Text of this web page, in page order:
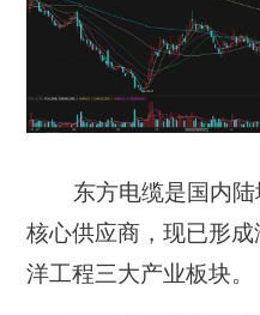
东方电缆是国内
核心供应商，现已形
洋工程三大产业板块。